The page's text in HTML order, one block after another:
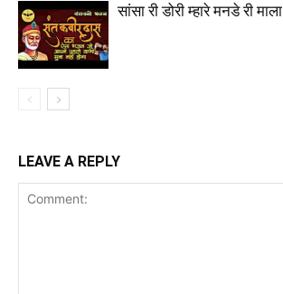
सांसा री डोरी म्हारे मनडे री माला
LEAVE A REPLY